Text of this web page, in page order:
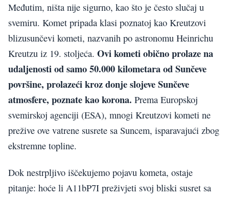
Međutim, ništa nije sigurno, kao što je često slučaj u
svemiru. Komet pripada klasi poznatoj kao Kreutzovi
blizusunčevi kometi, nazvanih po astronomu Heinrichu
Kreutzu iz 19. stoljeća. Ovi kometi obično prolaze na
udaljenosti od samo 50.000 kilometara od Sunčeve
površine, prolazeći kroz donje slojeve Sunčeve
atmosfere, poznate kao korona. Prema Europskoj
svemirskoj agenciji (ESA), mnogi Kreutzovi kometi ne
prežive ove vatrene susrete sa Suncem, isparavajući zbog
ekstremne topline.
Dok nestrpljivo iščekujemo pojavu kometa, ostaje
pitanje: hoće li A11bP7I preživjeti svoj bliski susret sa